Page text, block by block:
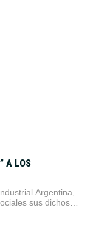
A LOS
Argentina,
sus dichos
que sus